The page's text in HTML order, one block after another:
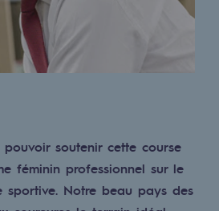
responsable
gouvernance
soutenir cette course
féminin professionnel sur le
sportive. Notre beau pays des